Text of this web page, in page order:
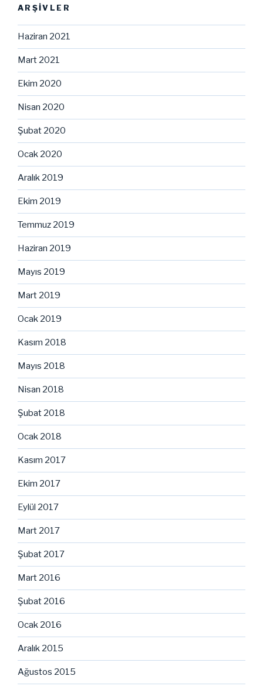
ARŞIVLER
Haziran 2021
Mart 2021
Ekim 2020
Nisan 2020
Şubat 2020
Ocak 2020
Aralık 2019
Ekim 2019
Temmuz 2019
Haziran 2019
Mayıs 2019
Mart 2019
Ocak 2019
Kasım 2018
Mayıs 2018
Nisan 2018
Şubat 2018
Ocak 2018
Kasım 2017
Ekim 2017
Eylül 2017
Mart 2017
Şubat 2017
Mart 2016
Şubat 2016
Ocak 2016
Aralık 2015
Ağustos 2015